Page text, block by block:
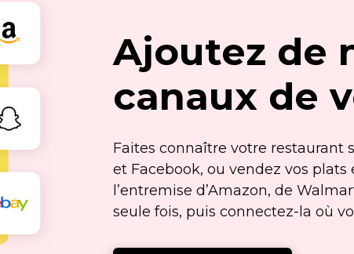
Ajoutez de
canaux de
Faites connaître votre restaurant
et Facebook, ou vendez vos
l’entremise d’Amazon, de
seule fois, puis connectez-la où